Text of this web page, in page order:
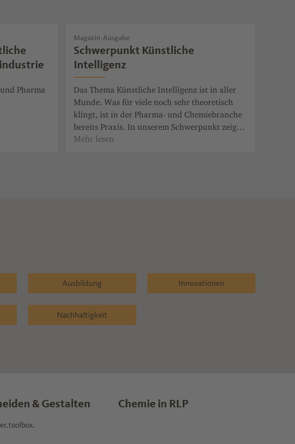
Pharma
Magazin-Ausgabe
Schwerpunkt Künstliche
Intelligenz
Das Thema Künstliche Intelligenz ist in aller
Munde. Was für viele noch sehr theoretisch
klingt, ist in der Pharma- und Chemiebranche
bereits Praxis. In unserem Schwerpunkt zeigen
wir, wo künstliche Intelligenz schon eingesetzt
Ausbildung Innovationen
Nachhaltigkeit
& Gestalten Chemie in RLP